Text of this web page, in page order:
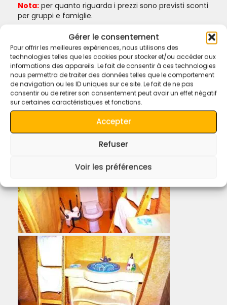
Gérer le consentement
Pour offrir les meilleures expériences, nous utilisons des
technologies telles que les cookies pour stocker et/ou accéder aux
informations des appareils. Le fait de consentir à ces technologies
nous permettra de traiter des données telles que le comportement
de navigation ou les ID uniques sur ce site. Le fait de ne pas
consentir ou de retirer son consentement peut avoir un effet négatif
sur certaines caractéristiques et fonctions.
Accepter
Refuser
Voir les préférences
Nota: per quanto riguarda i prezzi sono previsti sconti
per gruppi e famiglie.